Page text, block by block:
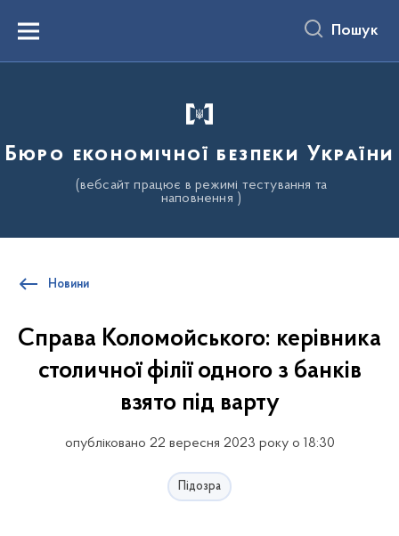
вмістуMenu Пошук
Бюро економічної безпеки України
(вебсайт працює в режимі тестування та
наповнення )
Новини
Справа Коломойського: керівника
столичної філії одного з банків
взято під варту
опубліковано 22 вересня 2023 року о 18:30
Підозра